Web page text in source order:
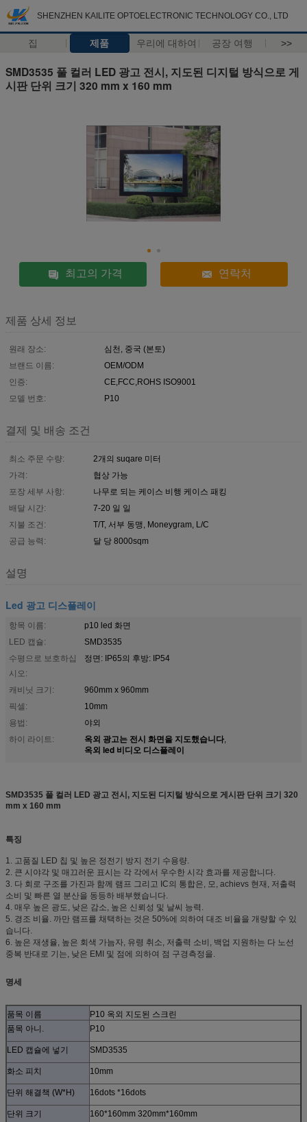
SHENZHEN KAILITE OPTOELECTRONIC TECHNOLOGY CO., LTD
집 제품 우리에 대하여 공장 여행 >>
SMD3535 풀 컬러 LED 광고 전시, 지도된 디지털 방식으로 게
시판 단위 크기 320 mm x 160 mm
최고의 가격 연락처
제품 상세 정보
원래 장소:
심천, 중국 (본토)
브랜드 이름:
OEM/ODM
인증:
CE,FCC,ROHS ISO9001
모델 번호:
P10
결제 및 배송 조건
최소 주문 수량:
2개의 suqare 미터
가격:
협상 가능
포장 세부 사항:
나무로 되는 케이스 비행 케이스 패킹
배달 시간:
7-20 일 일
지불 조건:
T/T, 서부 동맹, Moneygram, L/C
공급 능력:
달 당 8000sqm
설명
Led 광고 디스플레이
항목 이름:
p10 led 화면
LED 캡슐:
SMD3535
수평으로 보호하십
시오:
정면: IP65의 후방: IP54
캐비닛 크기:
960mm x 960mm
픽셀:
10mm
용법:
야외
하이 라이트:
옥외 광고는 전시 화면을 지도했습니다,
옥외 led 비디오 디스플레이
SMD3535 풀 컬러 LED 광고 전시, 지도된 디지털 방식으로 게시판 단위 크기 320
mm x 160 mm
특징
1. 고품질 LED 칩 및 높은 정전기 방지 전기 수용량.
2. 큰 시야각 및 매끄러운 표시는 각 각에서 우수한 시각 효과를 제공합니다.
3. 다 회로 구조를 가진과 함께 램프 그리고 IC의 통합은, 모, achievs 현재, 저출력
소비 및 빠른 열 분산을 동등하 배부했습니다.
4. 매우 높은 광도, 낮은 감소, 높은 신뢰성 및 날씨 능력.
5. 경조 비율. 까만 램프를 채택하는 것은 50%에 의하여 대조 비율을 개량할 수 있
습니다.
6. 높은 재생율, 높은 회색 가늠자, 유령 취소, 저출력 소비, 백업 지원하는 다 노선
중복 반대로 기는, 낮은 EMI 및 점에 의하여 점 구경측정을.
명세
품목 이름
P10 옥외 지도된 스크린
품목 아니.
P10
LED 캡슐에 넣기 SMD3535
화소 피치 10mm
단위 해결책 (W*H) 16dots *16dots
단위 크기 160*160mm 320mm*160mm